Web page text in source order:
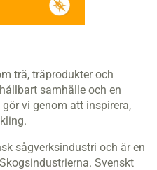
trä, träprodukter och
samhälle och en
vi genom att inspirera,
sågverksindustri och är en
Svenskt